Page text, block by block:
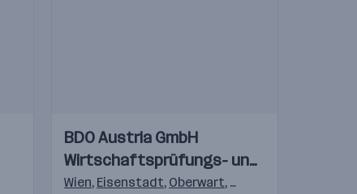
Videos
Einblicke
Einblicke
BDO Austria GmbH
Wirtschaftsprüfungs- und
Steuerberatungsgesellschaft
Wien, Eisenstadt, Oberwart, Klagenfurt